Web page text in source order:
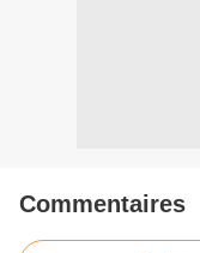
Commentaires